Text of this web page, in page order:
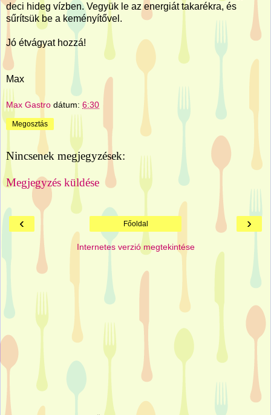
deci hideg vízben. Vegyük le az energiát takarékra, és
sűrítsük be a keményítővel.
Jó étvágyat hozzá!
Max
Max Gastro dátum: 6:30
Megosztás
Nincsenek megjegyzések:
Megjegyzés küldése
‹ ›
Főoldal
Internetes verzió megtekintése